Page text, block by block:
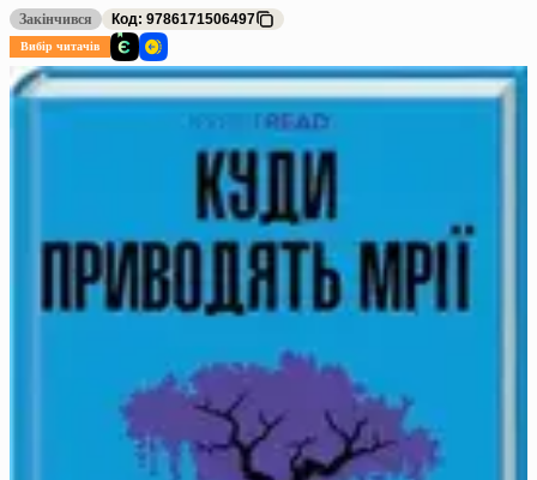
Закінчився Код: 9786171506497
Вибір читачів